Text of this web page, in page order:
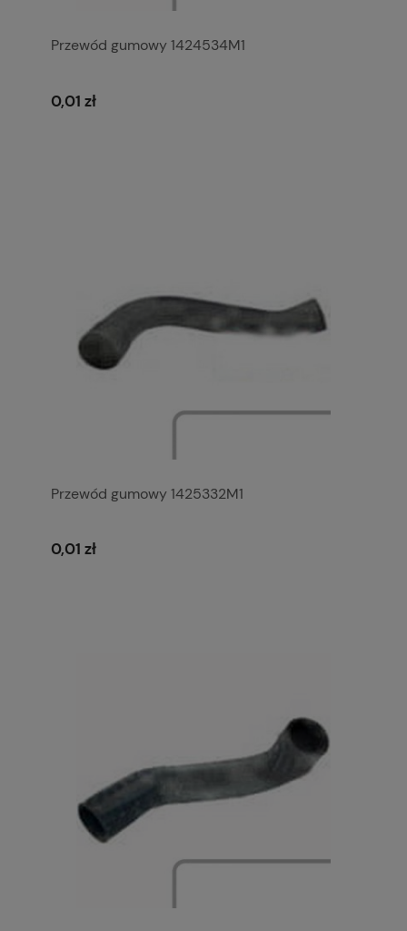
Przewód gumowy 1424534M1
0,01 zł
Przewód gumowy 1425332M1
0,01 zł